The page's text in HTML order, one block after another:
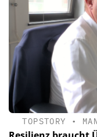
TOPSTORY •